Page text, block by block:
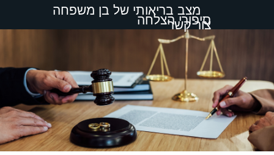
מצב בריאותי של בן משפחה
סיפורי הצלחה
צור קשר